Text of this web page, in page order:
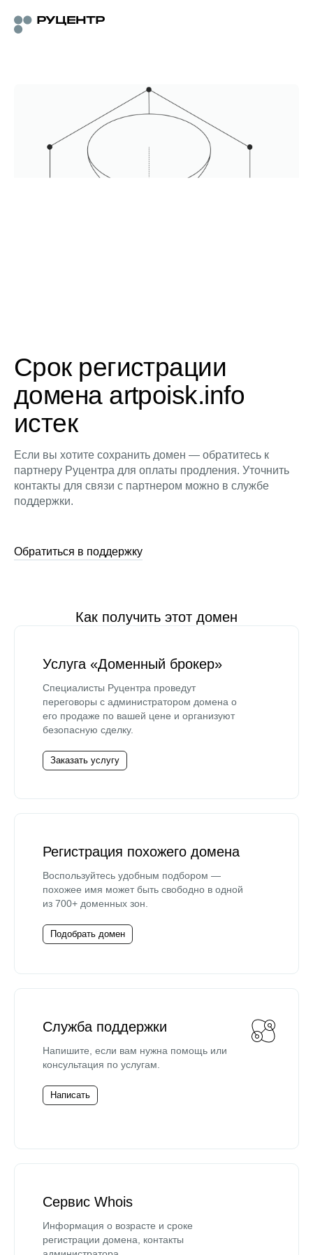
Срок регистрации
домена artpoisk.info
истек
Если вы хотите сохранить домен — обратитесь к
партнеру Руцентра для оплаты продления. Уточнить
контакты для связи с партнером можно в службе
поддержки.
Обратиться в поддержку
Как получить этот домен
Услуга «Доменный брокер»
Специалисты Руцентра проведут
переговоры с администратором домена о
его продаже по вашей цене и организуют
безопасную сделку.
Заказать услугу
Регистрация похожего домена
Воспользуйтесь удобным подбором —
похожее имя может быть свободно в одной
из 700+ доменных зон.
Подобрать домен
Служба поддержки
Напишите, если вам нужна помощь или
консультация по услугам.
Написать
Сервис Whois
Информация о возрасте и сроке
регистрации домена, контакты